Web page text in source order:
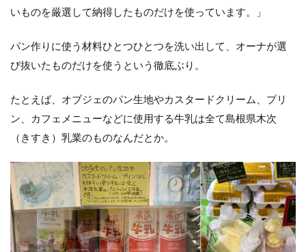
いものを厳選して納得したものだけを使っています。」
パン作りに使う材料ひとつひとつを洗い出して、オーナが選
び抜いたものだけを使うという徹底ぶり。
たとえば、オブジェのパン生地やカスタードクリーム、プリ
ン、カフェメニューなどに使用する牛乳は全て島根県木次
（きすき）乳業のものなんだとか。